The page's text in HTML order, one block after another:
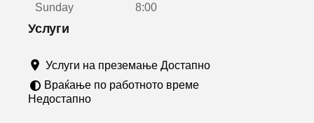
о
р
Sunday 8:00
Услуги
Услуги на преземање Достапно
Враќање по работното време
Недостапно